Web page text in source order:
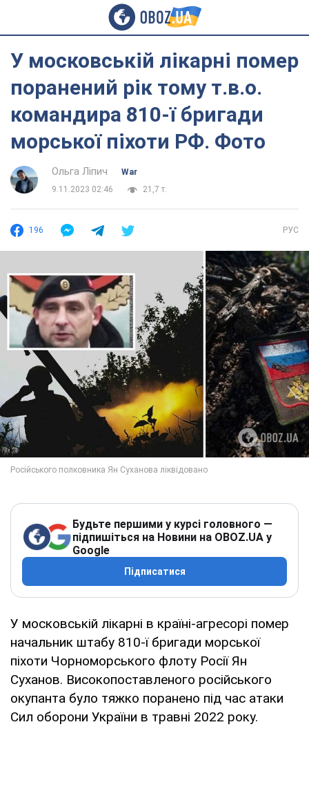
У московській лікарні помер
поранений рік тому т.в.о.
командира 810-ї бригади
морської піхоти РФ. Фото
Ольга Ліпич
War
9.11.2023 02:46
21,7 т.
196 РУС
Будьте першими у курсі головного —
підпишіться на Новини на OBOZ.UA у
Google
Підписатися
У московській лікарні в країні-агресорі помер
начальник штабу 810-ї бригади морської
піхоти Чорноморського флоту Росії Ян
Суханов. Високопоставленого російського
окупанта було тяжко поранено під час атаки
Сил оборони України в травні 2022 року.